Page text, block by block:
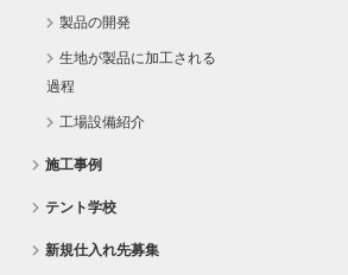
製品の開発
生地が製品に加工される
過程
工場設備紹介
施工事例
テント学校
新規仕入れ先募集